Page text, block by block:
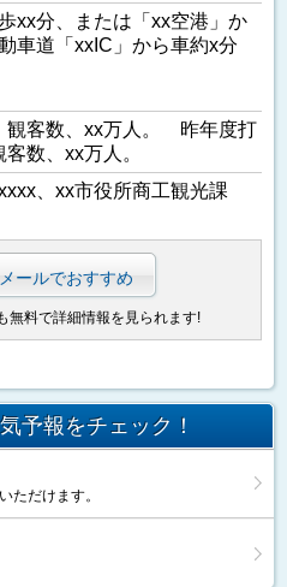
xx分、または「xx空港」か
車道「xxIC」から車約x分
客数、xx万人。 昨年度打
数、xx万人。
、xx市役所商工観光課
ールでおすすめ
無料で詳細情報を見られます!
予報をチェック！
ただけます。